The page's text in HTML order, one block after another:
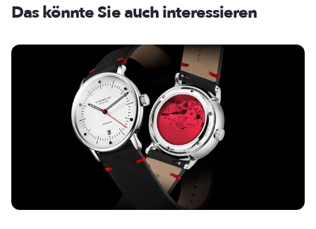
Das könnte Sie auch interessieren